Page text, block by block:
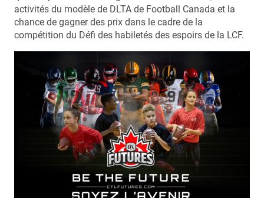
activités du modèle de DLTA de Football Canada et la
chance de gagner des prix dans le cadre de la
compétition du Défi des habiletés des espoirs de la LCF.